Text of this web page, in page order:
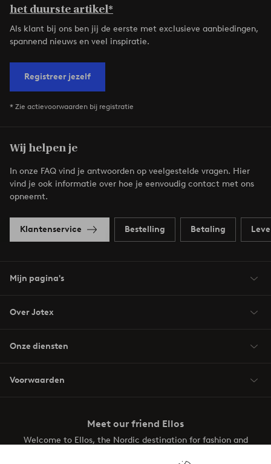
het duurste artikel*
Als klant bij ons ben jij de eerste met exclusieve aanbiedingen,
spannend nieuws en veel inspiratie.
Registreer jezelf
* Zie actievoorwaarden bij registratie
Wij helpen je
In onze FAQ vind je antwoorden op veelgestelde vragen. Hier
vind je ook informatie over hoe je eenvoudig contact met ons
opneemt.
Klantenservice Bestelling Betaling
Mijn pagina's
Over Jotex
Onze diensten
Voorwaarden
Meet our friend Ellos
Welcome to Ellos, the Nordic destination for fashion and